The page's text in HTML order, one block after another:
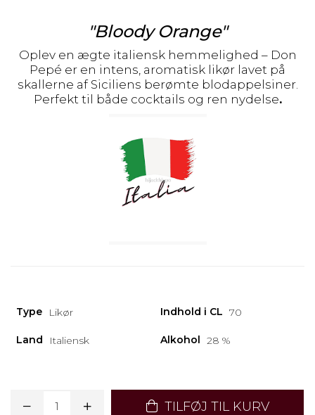
"Bloody Orange"
Oplev en ægte italiensk hemmelighed – Don
Pepé er en intens, aromatisk likør lavet på
skallerne af Siciliens berømte blodappelsiner.
Perfekt til både cocktails og ren nydelse.
Type Likør Indhold i CL 70
Land Italiensk Alkohol 28 %
TILFØJ TIL KURV